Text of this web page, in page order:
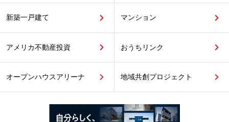
新築一戸建て マンション
アメリカ不動産投資 おうちリンク
オープンハウスアリーナ 地域共創プロジェクト